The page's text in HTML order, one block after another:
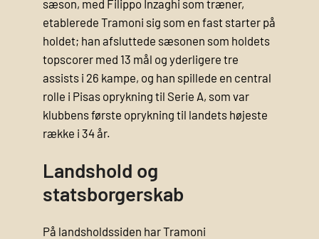
sæson, med Filippo Inzaghi som træner,
etablerede Tramoni sig som en fast starter på
holdet; han afsluttede sæsonen som holdets
topscorer med 13 mål og yderligere tre
assists i 26 kampe, og han spillede en central
rolle i Pisas oprykning til Serie A, som var
klubbens første oprykning til landets højeste
række i 34 år.
Landshold og
statsborgerskab
På landsholdssiden har Tramoni